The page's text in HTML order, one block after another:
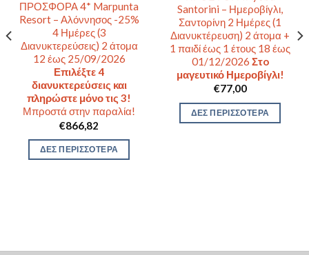
ΠΡΟΣΦΟΡΑ 4* Marpunta
Resort – Αλόννησος -25%
4 Ημέρες (3
Διανυκτερεύσεις) 2 άτομα
12 έως 25/09/2026
Επιλέξτε 4
διανυκτερεύσεις και
πληρώστε μόνο τις 3!
Μπροστά στην παραλία!
€866,82
ΔΕΣ ΠΕΡΙΣΣΟΤΕΡΑ
Santorini – Ημεροβίγλι,
Σαντορίνη 2 Ημέρες (1
Διανυκτέρευση) 2 άτομα +
1 παιδί έως 1 έτους 18 έως
01/12/2026 Στo
μαγευτικό Ημεροβίγλι!
€77,00
ΔΕΣ ΠΕΡΙΣΣΟΤΕΡΑ